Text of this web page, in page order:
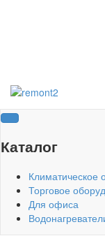
Каталог
Климатическое
Торговое
Для офиса